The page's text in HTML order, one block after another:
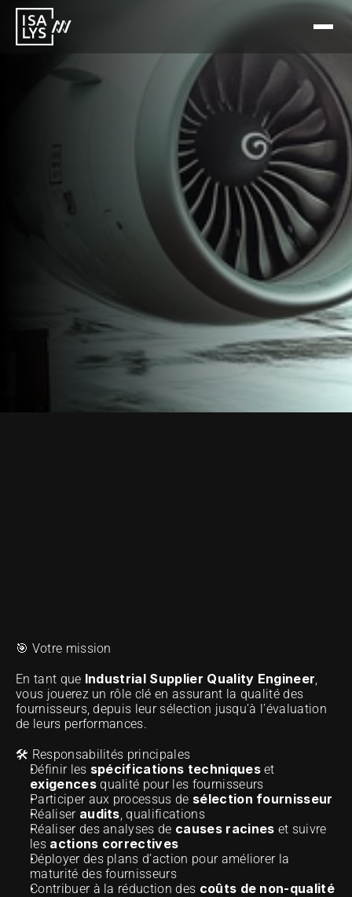
🎯 Votre mission
En tant que Industrial Supplier Quality Engineer,
vous jouerez un rôle clé en assurant la qualité des
fournisseurs, depuis leur sélection jusqu’à l’évaluation
de leurs performances.
🛠 Responsabilités principales
Définir les spécifications techniques
exigences qualité pour les fournisseurs
Participer aux processus de sélection fournisseur
Réaliser audits, qualifications
Réaliser des analyses de causes racines et suivre
les actions correctives
Déployer des plans d’action pour améliorer la
maturité des fournisseurs
Contribuer à la réduction des coûts de non-qualité